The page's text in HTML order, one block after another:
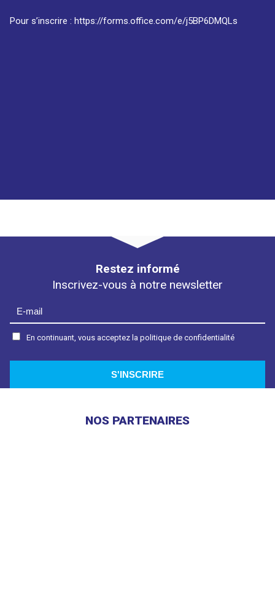
Pour s’inscrire : https://forms.office.com/e/j5BP6DMQLs
Restez informé
Inscrivez-vous à notre newsletter
En continuant, vous acceptez la politique de confidentialité
NOS PARTENAIRES